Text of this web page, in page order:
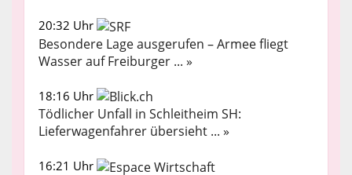
20:32 Uhr
Besondere Lage ausgerufen – Armee fliegt
Wasser auf Freiburger ... »
18:16 Uhr
Tödlicher Unfall in Schleitheim SH:
Lieferwagenfahrer übersieht ... »
16:21 Uhr